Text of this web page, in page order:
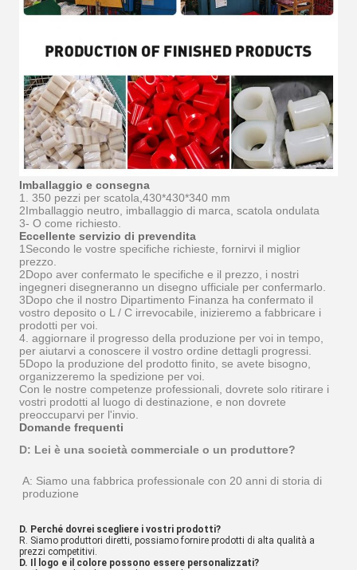
Imballaggio e consegna
1. 350 pezzi per scatola, 430*430*340 mm
2Imballaggio neutro, imballaggio di marca, scatola ondulata
3- O come richiesto.
Eccellente servizio di prevendita
1Secondo le vostre specifiche richieste, fornirvi il miglior
prezzo.
2Dopo aver confermato le specifiche e il prezzo, i nostri
ingegneri disegneranno un disegno ufficiale per confermarlo.
3Dopo che il nostro Dipartimento Finanza ha confermato il
vostro deposito o L / C irrevocabile, inizieremo a fabbricare i
prodotti per voi.
4. aggiornare il progresso della produzione per voi in tempo,
per aiutarvi a conoscere il vostro ordine dettagli progressi.
5Dopo la produzione del prodotto finito, se avete bisogno,
organizzeremo la spedizione per voi.
Con le nostre competenze professionali, dovrete solo ritirare i
vostri prodotti al luogo di destinazione, e non dovrete
preoccuparvi per l'invio.
Domande frequenti
D: Lei è una società commerciale o un produttore?
A: Siamo una fabbrica professionale con 20 anni di storia di
produzione
D. Perché dovrei scegliere i vostri prodotti?
R. Siamo produttori diretti, possiamo fornire prodotti di alta qualità a
prezzi competitivi.
D. Il logo e il colore possono essere personalizzati?